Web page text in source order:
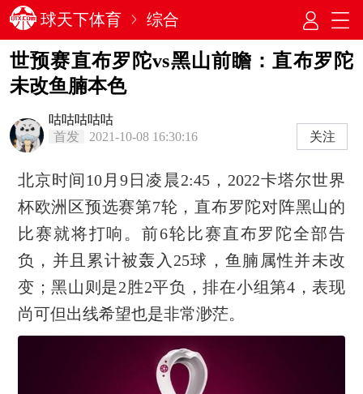
球天下体育 综合
世预赛直布罗陀vs黑山前瞻：直布罗陀
未改鱼腩本色
咕咕咕咕咕
首发
2021-10-08 16:30:16 关注
北京时间10月9日凌晨2:45，2022卡塔尔世界
杯欧洲区预选赛第7轮，直布罗陀对阵黑山的
比赛就将打响。前6轮比赛直布罗陀全部告
负，并且累计被轰入25球，鱼腩属性并未改
变；黑山则是2胜2平负，排在小组第4，表现
尚可但出线希望也是非常渺茫。